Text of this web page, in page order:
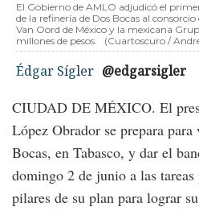
El Gobierno de AMLO adjudicó el
de la refinería de Dos Bocas al
Van Oord de México y la mexicana
millones de pesos.
(Cuartoscuro /
Édgar Sígler @edgarsigler
CIUDAD DE MÉXICO. El
López Obrador se prepara
Bocas, en Tabasco, y dar el
domingo 2 de junio a las
pilares de su plan para lograr